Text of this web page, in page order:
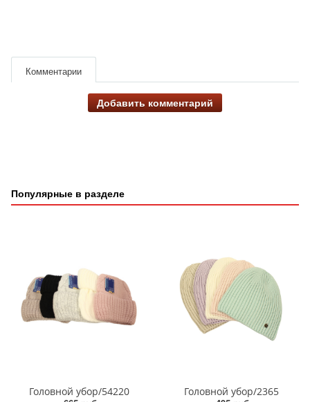
Комментарии
Добавить комментарий
Популярные в разделе
Головной убор/54220
Головной убор/2365